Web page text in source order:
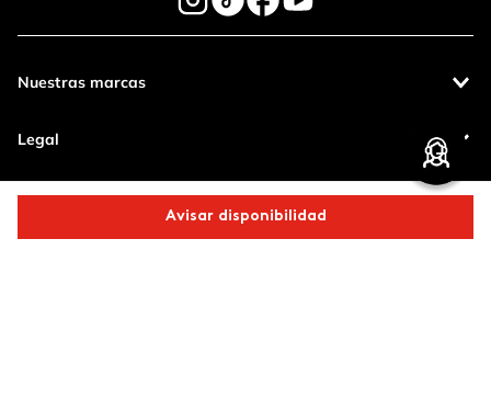
Avisar disponibilidad
Nuestras marcas
Legal
Contáctanos